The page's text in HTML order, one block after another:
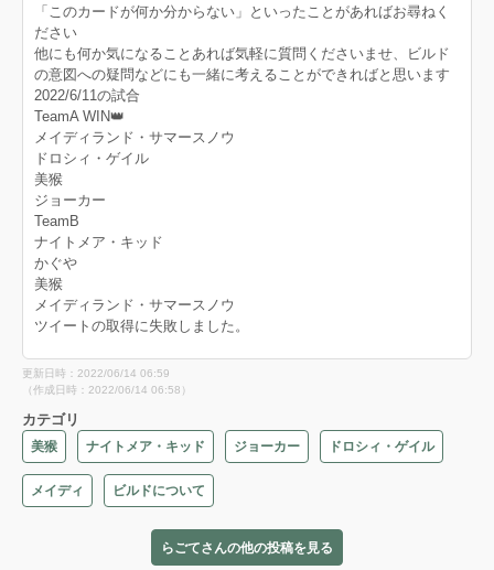
「このカードが何か分からない」といったことがあればお尋ねく
ださい
他にも何か気になることあれば気軽に質問くださいませ、ビルド
の意図への疑問などにも一緒に考えることができればと思います
2022/6/11の試合
TeamA WIN👑
メイディランド・サマースノウ
ドロシィ・ゲイル
美猴
ジョーカー
TeamB
ナイトメア・キッド
かぐや
美猴
メイディランド・サマースノウ
ツイートの取得に失敗しました。
更新日時：2022/06/14 06:59
（作成日時：2022/06/14 06:58）
カテゴリ
美猴 ナイトメア・キッド ジョーカー ドロシィ・ゲイル
メイディ ビルドについて
らごてさんの他の投稿を見る